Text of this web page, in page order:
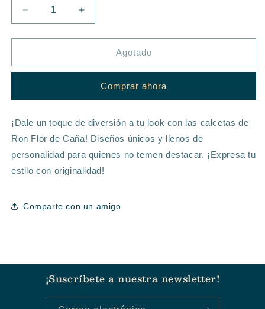
Reducir
cantidad
para
UNISEX
DE
Aumentar
cantidad
para
CALCETAS
UNISEX
FLOR
DE
Agotado
Comprar ahora
¡Dale un toque de diversión a tu look con las calcetas de
Ron Flor de Caña! Diseños únicos y llenos de
personalidad para quienes no temen destacar. ¡Expresa tu
estilo con originalidad!
Comparte con un amigo
¡Suscríbete a nuestra newsletter!